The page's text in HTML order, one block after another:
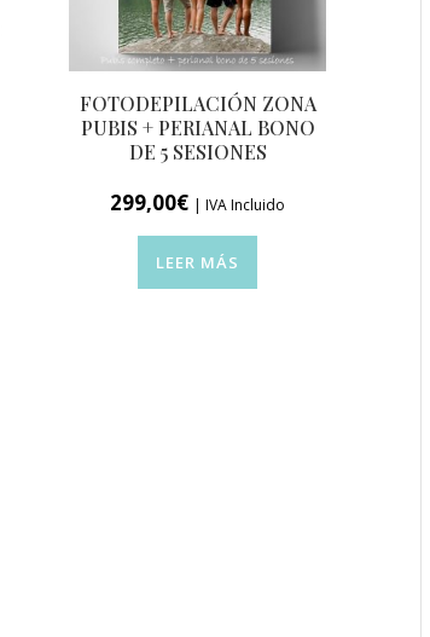
FOTODEPILACIÓN ZONA
PUBIS + PERIANAL BONO
DE 5 SESIONES
299,00€ | IVA Incluido
LEER MÁS